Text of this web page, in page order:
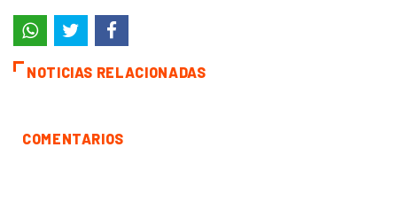
NOTICIAS RELACIONADAS
COMENTARIOS